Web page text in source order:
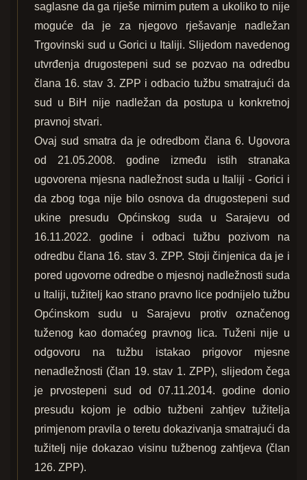
saglasne da ga riješe mirnim putem a ukoliko to nije
moguće da je za njegovo rješavanje nadležan
Trgovinski sud u Gorici u Italiji. Slijedom navedenog
utvrđenja drugostepeni sud se pozvao na odredbu
člana 16. stav 3. ZPP i odbacio tužbu smatrajući da
sud u BiH nije nadležan da postupa u konkretnoj
pravnoj stvari.
Ovaj sud smatra da je odredbom člana 6. Ugovora
od 21.05.2008. godine između istih stranaka
ugovorena mjesna nadležnost suda u Italiji - Gorici i
da zbog toga nije bilo osnova da drugostepeni sud
ukine presudu Općinskog suda u Sarajevu od
16.11.2022. godine i odbaci tužbu pozivom na
odredbu člana 16. stav 3. ZPP. Stoji činjenica da je i
pored ugovorne odredbe o mjesnoj nadležnosti suda
u Italiji, tužitelj kao strano pravno lice podnijelo tužbu
Općinskom sudu u Sarajevu protiv označenog
tuženog kao domaćeg pravnog lica. Tuženi nije u
odgovoru na tužbu istakao prigovor mjesne
nenadležnosti (član 19. stav 1. ZPP), slijedom čega
je prvostepeni sud od 07.11.2014. godine donio
presudu kojom je odbio tužbeni zahtjev tužitelja
primjenom pravila o teretu dokazivanja smatrajući da
tužitelj nije dokazao visinu tužbenog zahtjeva (član
126. ZPP).